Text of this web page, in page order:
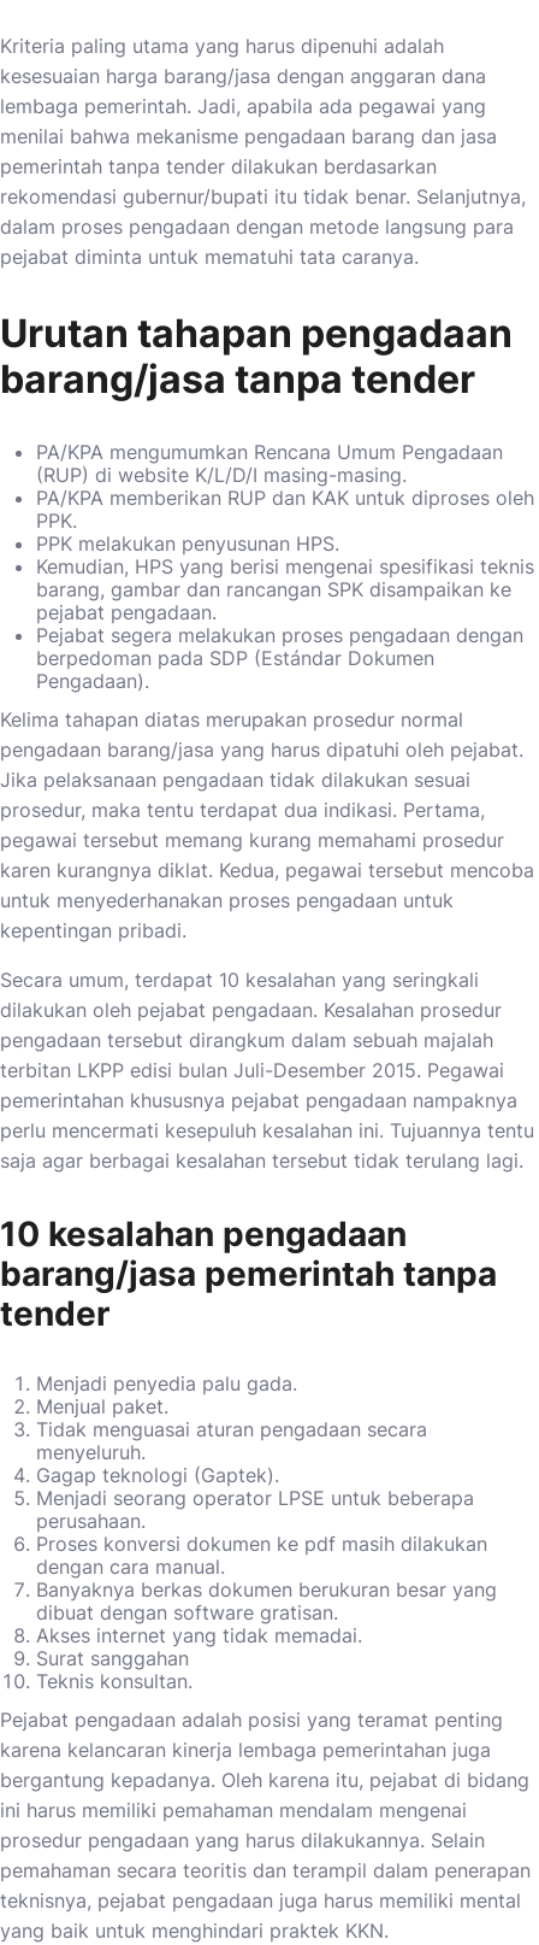
Kriteria paling utama yang harus dipenuhi adalah
kesesuaian harga barang/jasa dengan anggaran dana
lembaga pemerintah. Jadi, apabila ada pegawai yang
menilai bahwa mekanisme pengadaan barang dan jasa
pemerintah tanpa tender dilakukan berdasarkan
rekomendasi gubernur/bupati itu tidak benar. Selanjutnya,
dalam proses pengadaan dengan metode langsung para
pejabat diminta untuk mematuhi tata caranya.
Urutan tahapan pengadaan
barang/jasa tanpa tender
PA/KPA mengumumkan Rencana Umum Pengadaan
(RUP) di website K/L/D/I masing-masing.
PA/KPA memberikan RUP dan KAK untuk diproses oleh
PPK.
PPK melakukan penyusunan HPS.
Kemudian, HPS yang berisi mengenai spesifikasi teknis
barang, gambar dan rancangan SPK disampaikan ke
pejabat pengadaan.
Pejabat segera melakukan proses pengadaan dengan
berpedoman pada SDP (Estándar Dokumen
Pengadaan).
Kelima tahapan diatas merupakan prosedur normal
pengadaan barang/jasa yang harus dipatuhi oleh pejabat.
Jika pelaksanaan pengadaan tidak dilakukan sesuai
prosedur, maka tentu terdapat dua indikasi. Pertama,
pegawai tersebut memang kurang memahami prosedur
karen kurangnya diklat. Kedua, pegawai tersebut mencoba
untuk menyederhanakan proses pengadaan untuk
kepentingan pribadi.
Secara umum, terdapat 10 kesalahan yang seringkali
dilakukan oleh pejabat pengadaan. Kesalahan prosedur
pengadaan tersebut dirangkum dalam sebuah majalah
terbitan LKPP edisi bulan Juli-Desember 2015. Pegawai
pemerintahan khususnya pejabat pengadaan nampaknya
perlu mencermati kesepuluh kesalahan ini. Tujuannya tentu
saja agar berbagai kesalahan tersebut tidak terulang lagi.
10 kesalahan pengadaan
barang/jasa pemerintah tanpa
tender
Menjadi penyedia palu gada.
Menjual paket.
Tidak menguasai aturan pengadaan secara
menyeluruh.
Gagap teknologi (Gaptek).
Menjadi seorang operator LPSE untuk beberapa
perusahaan.
Proses konversi dokumen ke pdf masih dilakukan
dengan cara manual.
Banyaknya berkas dokumen berukuran besar yang
dibuat dengan software gratisan.
Akses internet yang tidak memadai.
Surat sanggahan
Teknis konsultan.
Pejabat pengadaan adalah posisi yang teramat penting
karena kelancaran kinerja lembaga pemerintahan juga
bergantung kepadanya. Oleh karena itu, pejabat di bidang
ini harus memiliki pemahaman mendalam mengenai
prosedur pengadaan yang harus dilakukannya. Selain
pemahaman secara teoritis dan terampil dalam penerapan
teknisnya, pejabat pengadaan juga harus memiliki mental
yang baik untuk menghindari praktek KKN.